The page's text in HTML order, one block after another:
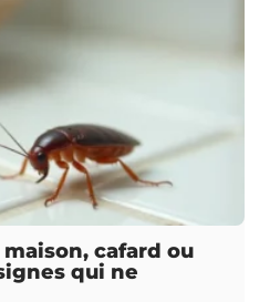
cafard ou
qui ne